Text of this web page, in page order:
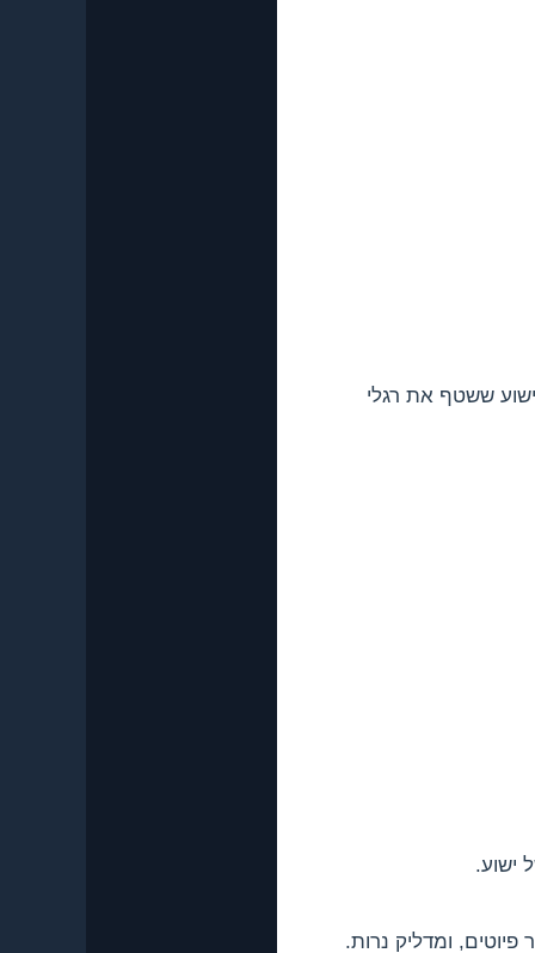
של 12 נזירים, בדמותו של ישוע ששטף את רגלי
ישוע.